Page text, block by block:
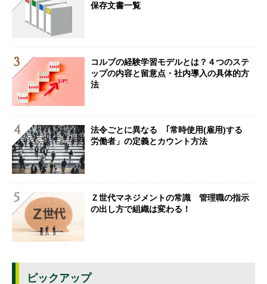
保存文書一覧
コルブの経験学習モデルとは？４つのステ
ップの内容と留意点・社内導入の具体的方
法
法令ごとに異なる ｢常時使用(雇用)する
労働者」の定義とカウント方法
Ｚ世代マネジメントの常識 管理職の指示
の出し方で組織は変わる！
ピックアップ